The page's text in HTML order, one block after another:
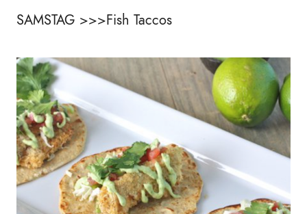
SAMSTAG >>>Fish Taccos